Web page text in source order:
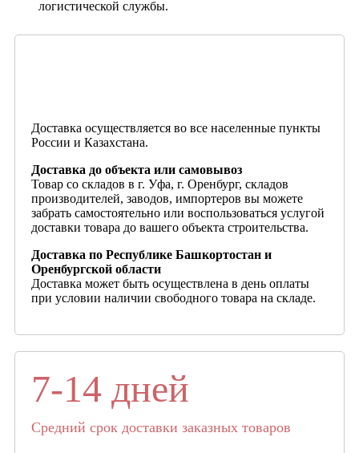
логистической службы.
Доставка осуществляется во все населенные пункты
России и Казахстана.
Доставка до объекта или самовывоз
Товар со складов в г. Уфа, г. Оренбург, складов
производителей, заводов, импортеров вы можете
забрать самостоятельно или воспользоваться услугой
доставки товара до вашего объекта строительства.
Доставка по Республике Башкортостан и
Оренбургской области
Доставка может быть осуществлена в день оплаты
при условии наличии свободного товара на складе.
7-14 дней
Средний срок доставки заказных товаров